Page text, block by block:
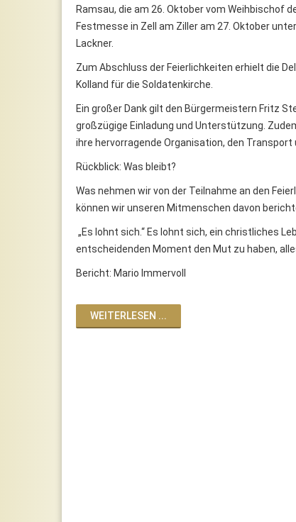
Ramsau, die am 26. Oktober vom Weihbischof
Festmesse in Zell am Ziller am 27. Oktober
Lackner.
Zum Abschluss der Feierlichkeiten erhielt die
Kolland für die Soldatenkirche.
Ein großer Dank gilt den Bürgermeistern Fritz
großzügige Einladung und Unterstützung.
ihre hervorragende Organisation, den
Rückblick: Was bleibt?
Was nehmen wir von der Teilnahme an den
können wir unseren Mitmenschen davon
„Es lohnt sich.“ Es lohnt sich, ein christliches
entscheidenden Moment den Mut zu haben,
Bericht: Mario Immervoll
WEITERLESEN ...